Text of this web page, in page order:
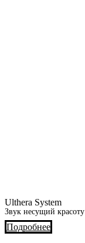
Ulthera System
Звук несущий красоту
Подробнее